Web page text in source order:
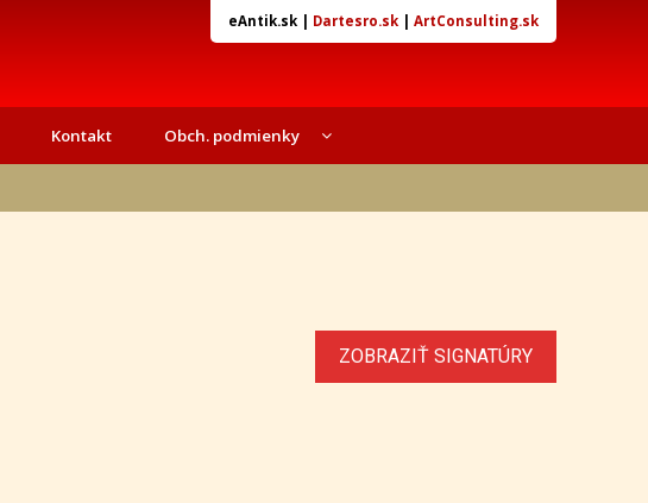
eAntik.sk| Dartesro.sk| ArtConsulting.sk
Kontakt Obch. podmienky
ZOBRAZIŤ SIGNATÚRY